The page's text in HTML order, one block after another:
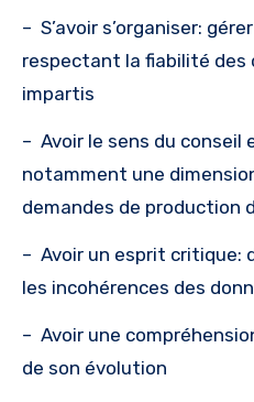
– S’avoir s’organiser:
respectant la fiabilité des
impartis
– Avoir le sens du conseil
notamment une
demandes de production
– Avoir un esprit critique:
les incohérences des
– Avoir une
de son évolution